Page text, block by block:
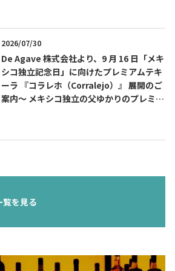
2026/07/30
De Agave 株式会社より、9 月 16 日「メキ
シコ独立記念日」に向けたプレミアムテキ
ーラ 『コラレホ（Corralejo）』 展開のご
案内〜 メキシコ独立の父ゆかりのプレミア
覧を見る